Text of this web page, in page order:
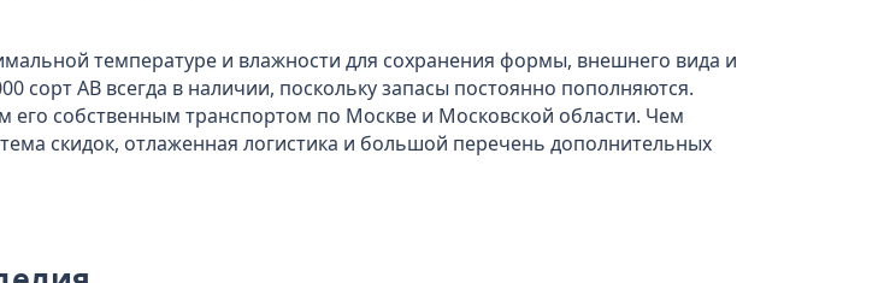
температуре и влажности для сохранения формы, внешнего вида и
cорт АВ всегда в наличии, поскольку запасы постоянно пополняются.
собственным транспортом по Москве и Московской области. Чем
скидок, отлаженная логистика и большой перечень дополнительных